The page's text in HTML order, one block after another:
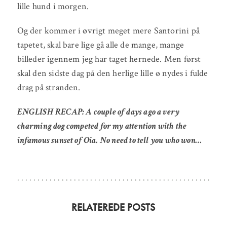
lille hund i morgen.
Og der kommer i øvrigt meget mere Santorini på
tapetet, skal bare lige gå alle de mange, mange
billeder igennem jeg har taget hernede. Men først
skal den sidste dag på den herlige lille ø nydes i fulde
drag på stranden.
ENGLISH RECAP: A couple of days ago a very
charming dog competed for my attention with the
infamous sunset of Oia. No need to tell you who won…
RELATEREDE POSTS